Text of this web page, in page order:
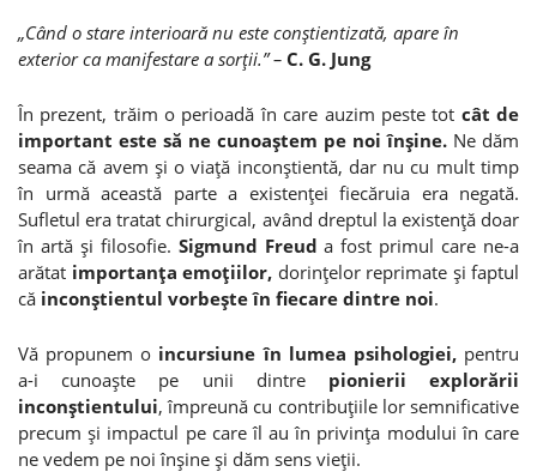
„Când o stare interioară nu este conştientizată, apare în
exterior ca manifestare a sorţii.” – C. G. Jung
În prezent, trăim o perioadă în care auzim peste tot cât de
important este să ne cunoaştem pe noi înşine. Ne dăm
seama că avem şi o viaţă inconştientă, dar nu cu mult timp
în urmă această parte a existenţei fiecăruia era negată.
Sufletul era tratat chirurgical, având dreptul la existenţă doar
în artă şi filosofie. Sigmund Freud a fost primul care ne-a
arătat importanţa emoţiilor, dorinţelor reprimate şi faptul
că inconştientul vorbeşte în fiecare dintre noi.
Vă propunem o incursiune în lumea psihologiei,pentru
a-i cunoaşte pe unii dintre pionierii explorării
inconştientului, împreună cu contribuţiile lor semnificative
precum şi impactul pe care îl au în privinţa modului în care
ne vedem pe noi înşine şi dăm sens vieţii.